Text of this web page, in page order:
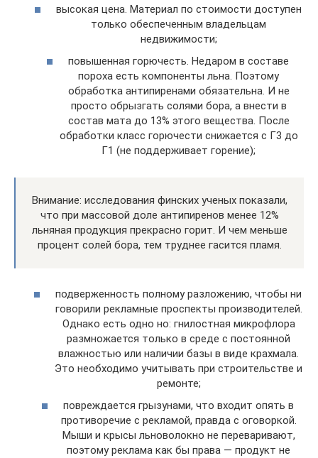
высокая цена. Материал по стоимости доступен
только обеспеченным владельцам
недвижимости;
повышенная горючесть. Недаром в составе
пороха есть компоненты льна. Поэтому
обработка антипиренами обязательна. И не
просто обрызгать солями бора, а внести в
состав мата до 13% этого вещества. После
обработки класс горючести снижается с Г3 до
Г1 (не поддерживает горение);
Внимание: исследования финских ученых показали,
что при массовой доле антипиренов менее 12%
льняная продукция прекрасно горит. И чем меньше
процент солей бора, тем труднее гасится пламя.
подверженность полному разложению, чтобы ни
говорили рекламные проспекты производителей.
Однако есть одно но: гнилостная микрофлора
размножается только в среде с постоянной
влажностью или наличии базы в виде крахмала.
Это необходимо учитывать при строительстве и
ремонте;
повреждается грызунами, что входит опять в
противоречие с рекламой, правда с оговоркой.
Мыши и крысы льноволокно не переваривают,
поэтому реклама как бы права — продукт не